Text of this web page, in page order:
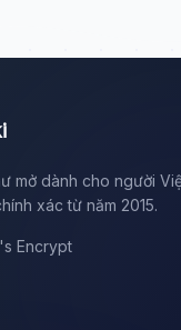
mở dành cho người
xác từ năm 2015.
Encrypt